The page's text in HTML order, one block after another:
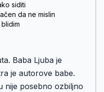
siditi
da ne mislin
Baba Ljuba je
je autorove babe.
nije posebno ozbiljno